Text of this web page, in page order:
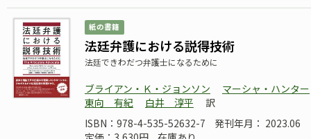
紙の書籍
法廷弁護における説得技術
法廷できわだつ弁護士になるために
ブライアン・Ｋ・ジョンソン
マーシャ・ハンター
東向 有紀
白井 淳平
訳
ISBN：978-4-535-52632-7
発刊年月： 2023.06